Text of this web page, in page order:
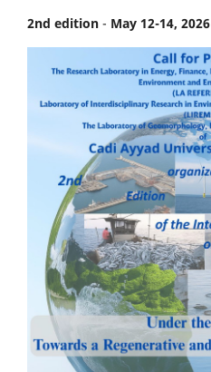
2nd edition - May 12-14, 2026